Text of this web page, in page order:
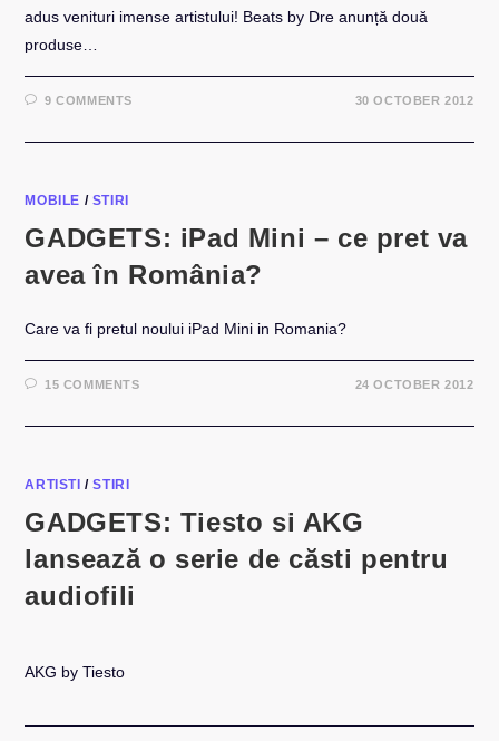
adus venituri imense artistului! Beats by Dre anunță două
produse…
9 COMMENTS 30 OCTOBER 2012
MOBILE / STIRI
GADGETS: iPad Mini – ce pret va
avea în România?
Care va fi pretul noului iPad Mini in Romania?
15 COMMENTS 24 OCTOBER 2012
ARTISTI /STIRI
GADGETS: Tiesto si AKG
lansează o serie de căsti pentru
audiofili
AKG by Tiesto